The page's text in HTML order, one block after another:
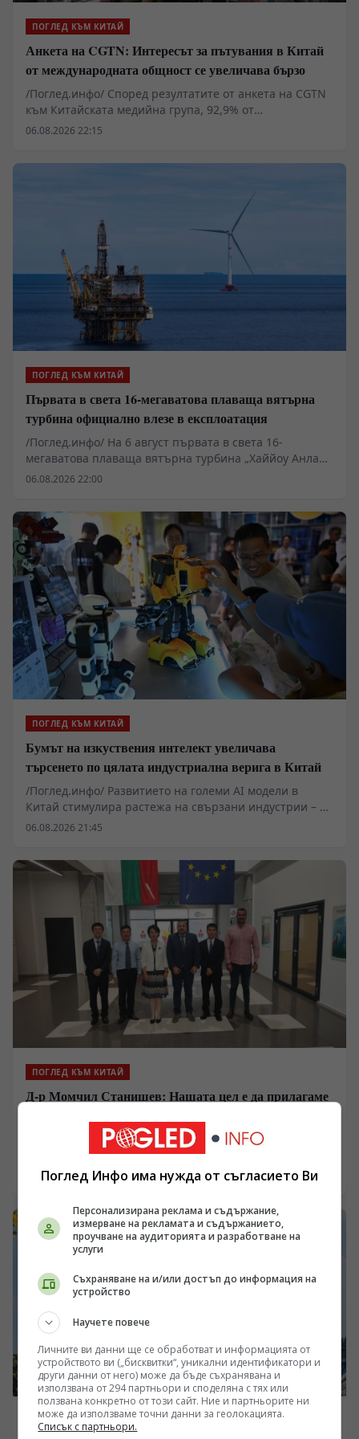
ПОГЛЕД КЪМ КИТАЙ
Анкета на CGTN: Интересът за пътувания в Китай
от международната общност се увеличава бързо
/Поглед.инфо/ Според резултатите от анкета на CGTN
към Китайската медийна група, 92,9% от
анкетираните смятат, че популярността на темата
06.08.2026 22:15
ПОГЛЕД КЪМ КИТАЙ
Първата в света 16-мегаватова плаваща вятърна
турбина официално влезе в експлоатация
/Поглед.инфо/ На 6 август първата в света 16-
мегаватова плаваща вятърна турбина „Хаййоу Анлан“
беше включена към електропреносната мрежа на
06.08.2026 22:00
ПОГЛЕД КЪМ КИТАЙ
Бумът на изкуствения интелект увеличава
търсенето по цялата индустриална верига в Китай
/Поглед.инфо/ Развитието на големи AI модели в
Китай стимулира растежа на свързани индустрии – от
производството на метали до високотехнологични
увеличение на поръчките заради нуждата от
високоскоростен пренос на данни при AI
изчисленията, като цените на високоскоростните
платки са нараснали повече от четири пъти.
06.08.2026 21:45
ПОГЛЕД КЪМ КИТАЙ
Д-р Момчил Станишев: Нашата цел е да прилагаме
Китай и ЦИЕ
/Поглед.инфо/ Създаден преди 11 години към
Министерството на земеделието и храните, уникален
по своите цели и приоритети Центърът за
насърчаване сътрудничеството в селското стопанство
между Китай и страните от ЦИЕ продължава да
„набира скорост“ и последователи , както от България
и Китай, така и от всички страни от ЦИЕ. Дори през
летните месеци Центърът допринася чрез
предприемачи и стартъп-компании - представители
на аграрния сектор да насърчава търговията,
инвестициите и технологичния обмен между Китай и
ЦИЕ.
06.08.2026 21:30
ПОГЛЕД КЪМ КИТАЙ
Поглед Инфо има нужда от съгласието Ви
Персонализирана реклама и съдържание,
измерване на рекламата и съдържанието,
проучване на аудиторията и разработване на
услуги
Съхраняване на и/или достъп до информация на
устройство
Научете повече
Личните ви данни ще се обработват и информацията от
устройството ви („бисквитки“, уникални идентификатори и
други данни от него) може да бъде съхранявана и
използвана от 294 партньори и споделяна с тях или
ползвана конкретно от този сайт. Ние и партньорите ни
може да използваме точни данни за геолокацията.
Списък с партньори.